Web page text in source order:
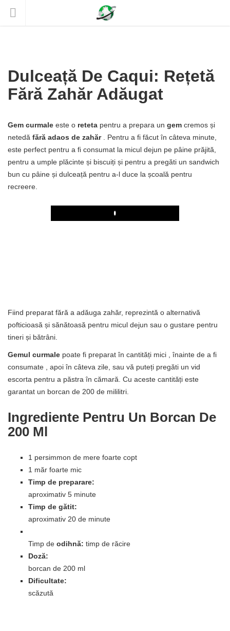
Dulceață De Caqui: Rețetă
Fără Zahăr Adăugat
Gem curmale este o reteta pentru a prepara un gem cremos și
netedă fără adaos de zahăr. Pentru a fi făcut în câteva minute,
este perfect pentru a fi consumat la micul dejun pe pâine prăjită,
pentru a umple plăcinte și biscuiți și pentru a pregăti un sandwich
bun cu pâine și dulceață pentru a-l duce la școală pentru
recreere.
Play
Fiind preparat fără a adăuga zahăr, reprezintă o alternativă
pofticioasă și sănătoasă pentru micul dejun sau o gustare pentru
tineri și bătrâni.
Gemul curmale poate fi preparat în cantități mici , înainte de a fi
consumate , apoi în câteva zile, sau vă puteți pregăti un vid
escorta pentru a păstra în cămară. Cu aceste cantități este
garantat un borcan de 200 de mililitri.
Ingrediente Pentru Un Borcan De
200 Ml
1 persimmon de mere foarte copt
1 măr foarte mic
Timp de preparare:
aproximativ 5 minute
Timp de gătit:
aproximativ 20 de minute
Timp de odihnă: timp de răcire
Doză:
borcan de 200 ml
Dificultate:
scăzută